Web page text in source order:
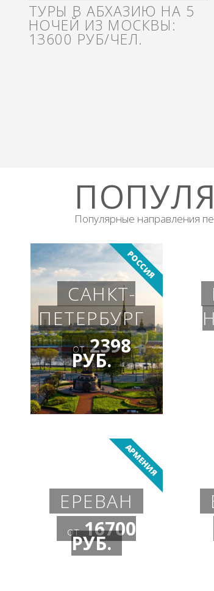
ТУРЫ В АБХАЗИЮ НА 5
НОЧЕЙ ИЗ МОСКВЫ:
13600 РУБ/ЧЕЛ.
Популярные направления
САНКТ-
ПЕТЕРБУРГ
от 2398
РУБ.
РОССИЯ
ЕРЕВАН
от 16700
РУБ.
АРМЕНИЯ